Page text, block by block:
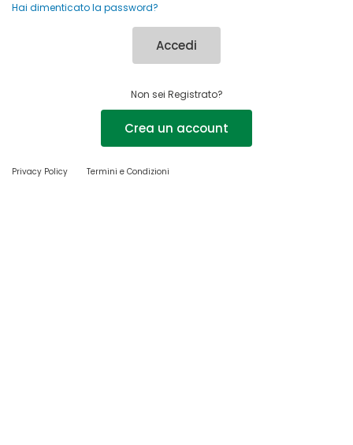
Hai dimenticato la password?
Accedi
Non sei Registrato?
Crea un account
Privacy Policy Termini e Condizioni